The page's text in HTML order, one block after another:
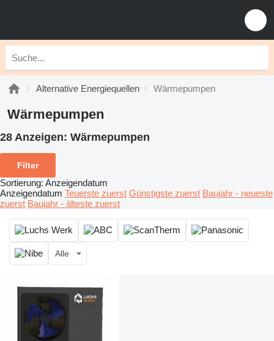
Alternative Energiequellen Wärmepumpen
Wärmepumpen
28 Anzeigen: Wärmepumpen
Filter
Sortierung: Anzeigendatum
Anzeigendatum Teuerste zuerst Günstigste zuerst Baujahr - neueste
zuerst Baujahr - älteste zuerst
Alle